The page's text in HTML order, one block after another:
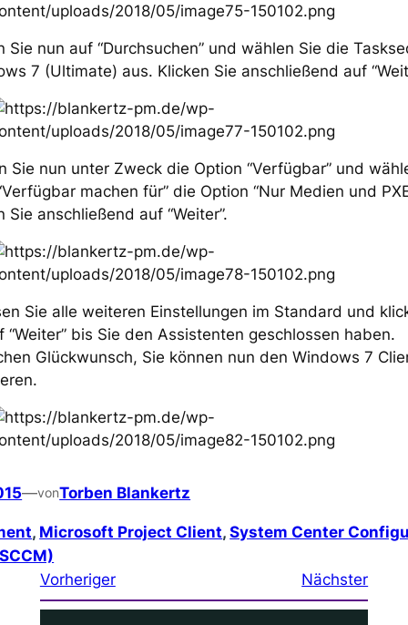
Sie nun auf “Durchsuchen” und wählen Sie die
7 (Ultimate) aus. Klicken Sie anschließend auf
Sie nun unter Zweck die Option “Verfügbar” und
machen für” die Option “Nur Medien und
Sie anschließend auf “Weiter”.
Sie alle weiteren Einstellungen im Standard und
“Weiter” bis Sie den Assistenten geschlossen haben.
Glückwunsch, Sie können nun den Windows 7
—vonTorben Blankertz
, Microsoft Project Client, System Center
Vorheriger
Nächster